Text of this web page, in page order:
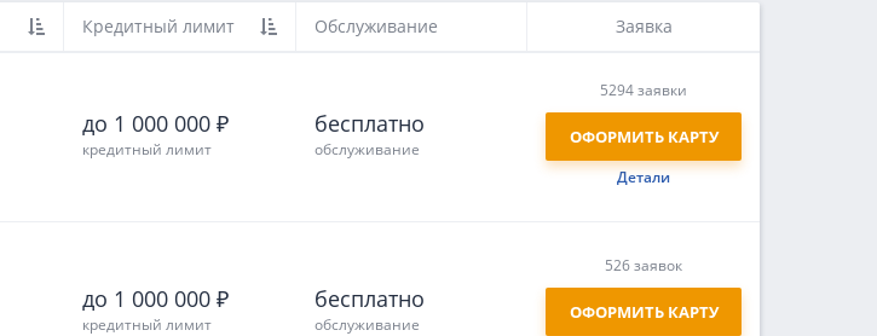
Кредитный лимит Обслуживание Заявка
до 1 000 000 ₽
кредитный лимит
бесплатно
обслуживание
5294 заявки
ОФОРМИТЬ КАРТУ
Детали
до 1 000 000 ₽
кредитный лимит
бесплатно
обслуживание
526 заявок
ОФОРМИТЬ КАРТУ